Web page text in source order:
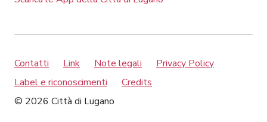
Contatti Link Note legali
Privacy Policy
Label e riconoscimenti
Credits
© 2026 Città di Lugano